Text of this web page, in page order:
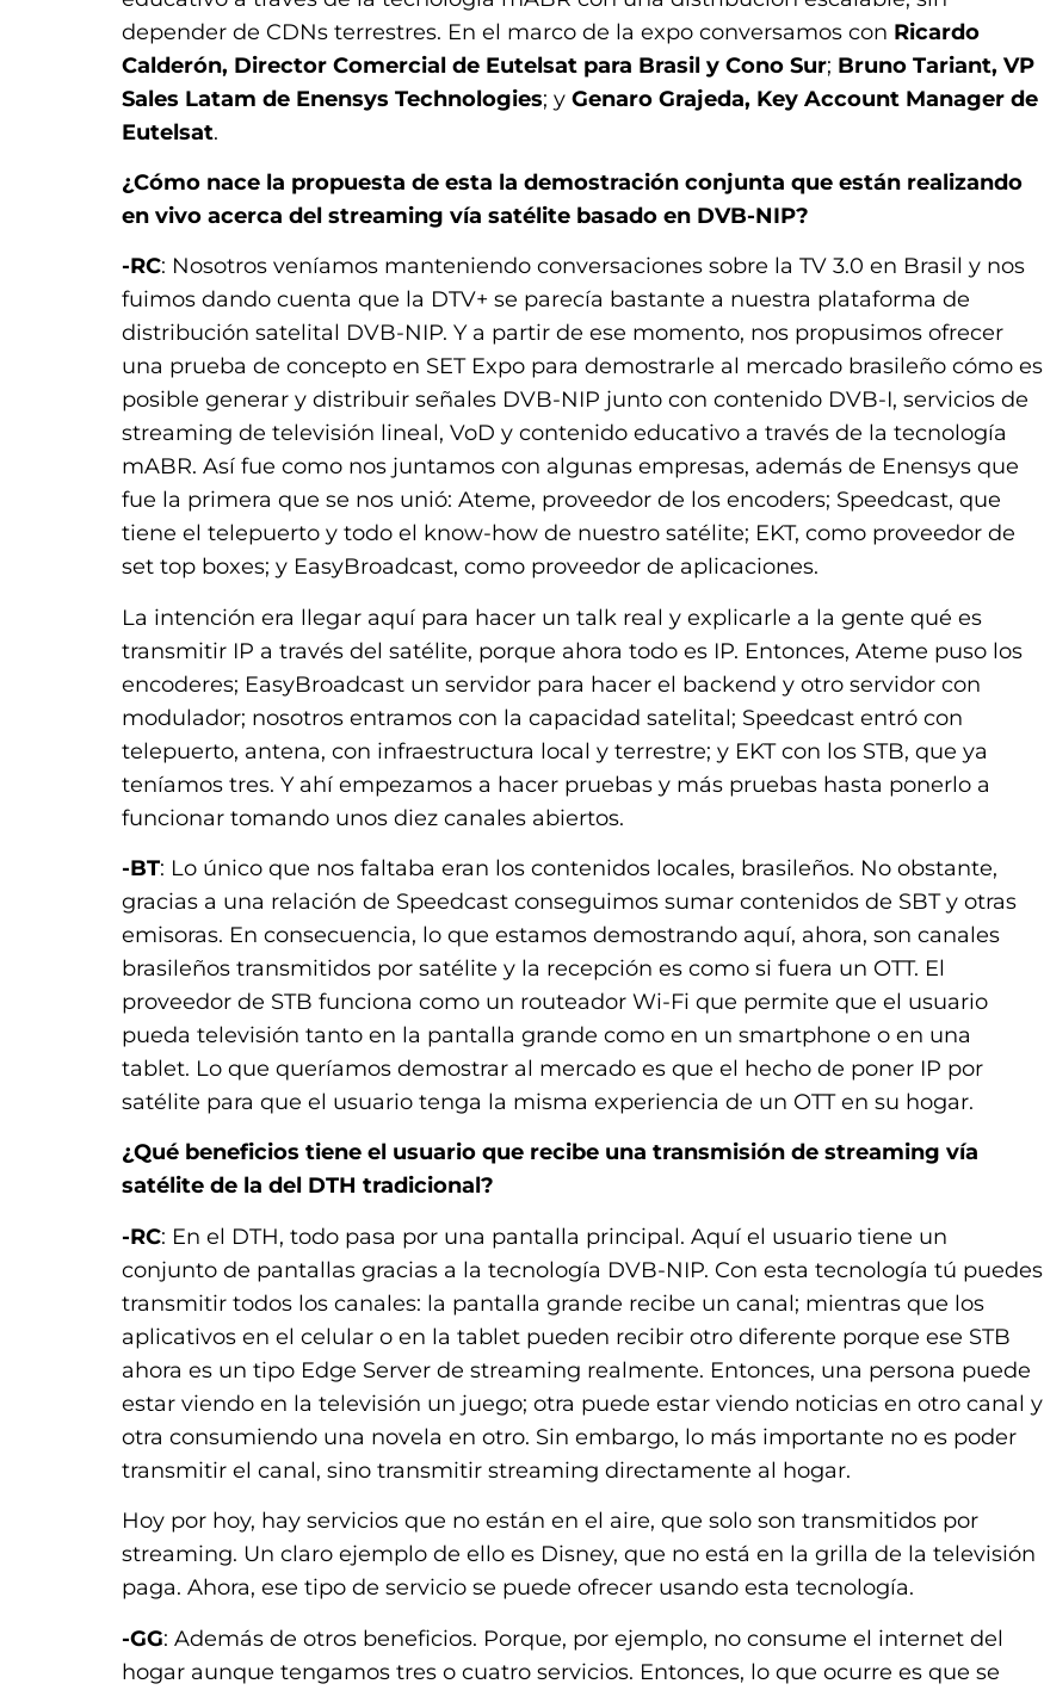
depender de CDNs terrestres. En el marco de la expo conversamos con Ricardo
Calderón, Director Comercial de Eutelsat para Brasil y Cono Sur; Bruno Tariant, VP
Sales Latam de Enensys Technologies; y Genaro Grajeda, Key Account Manager de
Eutelsat.
¿Cómo nace la propuesta de esta la demostración conjunta que están realizando
en vivo acerca del streaming vía satélite basado en DVB-NIP?
-RC: Nosotros veníamos manteniendo conversaciones sobre la TV 3.0 en Brasil y nos
fuimos dando cuenta que la DTV+ se parecía bastante a nuestra plataforma de
distribución satelital DVB-NIP. Y a partir de ese momento, nos propusimos ofrecer
una prueba de concepto en SET Expo para demostrarle al mercado brasileño cómo es
posible generar y distribuir señales DVB-NIP junto con contenido DVB-I, servicios de
streaming de televisión lineal, VoD y contenido educativo a través de la tecnología
mABR. Así fue como nos juntamos con algunas empresas, además de Enensys que
fue la primera que se nos unió: Ateme, proveedor de los encoders; Speedcast, que
tiene el telepuerto y todo el know-how de nuestro satélite; EKT, como proveedor de
set top boxes; y EasyBroadcast, como proveedor de aplicaciones.
La intención era llegar aquí para hacer un talk real y explicarle a la gente qué es
transmitir IP a través del satélite, porque ahora todo es IP. Entonces, Ateme puso los
encoderes; EasyBroadcast un servidor para hacer el backend y otro servidor con
modulador; nosotros entramos con la capacidad satelital; Speedcast entró con
telepuerto, antena, con infraestructura local y terrestre; y EKT con los STB, que ya
teníamos tres. Y ahí empezamos a hacer pruebas y más pruebas hasta ponerlo a
funcionar tomando unos diez canales abiertos.
-BT: Lo único que nos faltaba eran los contenidos locales, brasileños. No obstante,
gracias a una relación de Speedcast conseguimos sumar contenidos de SBT y otras
emisoras. En consecuencia, lo que estamos demostrando aquí, ahora, son canales
brasileños transmitidos por satélite y la recepción es como si fuera un OTT. El
proveedor de STB funciona como un routeador Wi-Fi que permite que el usuario
pueda televisión tanto en la pantalla grande como en un smartphone o en una
tablet. Lo que queríamos demostrar al mercado es que el hecho de poner IP por
satélite para que el usuario tenga la misma experiencia de un OTT en su hogar.
¿Qué beneficios tiene el usuario que recibe una transmisión de streaming vía
satélite de la del DTH tradicional?
-RC: En el DTH, todo pasa por una pantalla principal. Aquí el usuario tiene un
conjunto de pantallas gracias a la tecnología DVB-NIP. Con esta tecnología tú puedes
transmitir todos los canales: la pantalla grande recibe un canal; mientras que los
aplicativos en el celular o en la tablet pueden recibir otro diferente porque ese STB
ahora es un tipo Edge Server de streaming realmente. Entonces, una persona puede
estar viendo en la televisión un juego; otra puede estar viendo noticias en otro canal y
otra consumiendo una novela en otro. Sin embargo, lo más importante no es poder
transmitir el canal, sino transmitir streaming directamente al hogar.
Hoy por hoy, hay servicios que no están en el aire, que solo son transmitidos por
streaming. Un claro ejemplo de ello es Disney, que no está en la grilla de la televisión
paga. Ahora, ese tipo de servicio se puede ofrecer usando esta tecnología.
-GG: Además de otros beneficios. Porque, por ejemplo, no consume el internet del
hogar aunque tengamos tres o cuatro servicios. Entonces, lo que ocurre es que se